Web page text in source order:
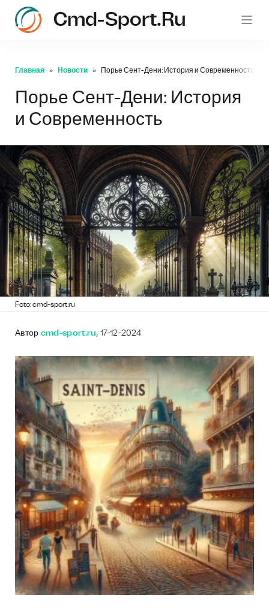
Cmd-Sport.ru
Главная Новости Порье Сент-Дени: История и Современность
Порье Сент-Дени: История
и Современность
Foto: cmd-sport.ru
Автор cmd-sport.ru, 17-12-2024